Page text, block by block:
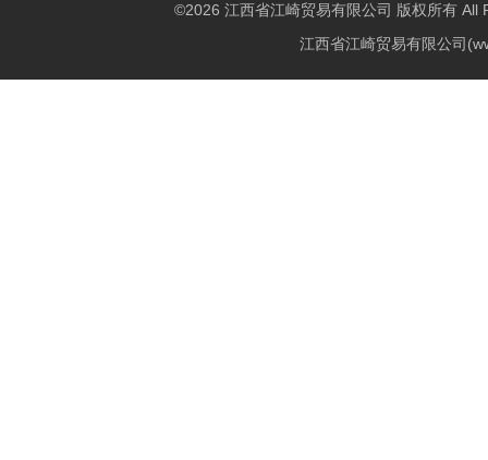
©2026 江西省江崎贸易有限公司 版权所有 All
江西省江崎贸易有限公司